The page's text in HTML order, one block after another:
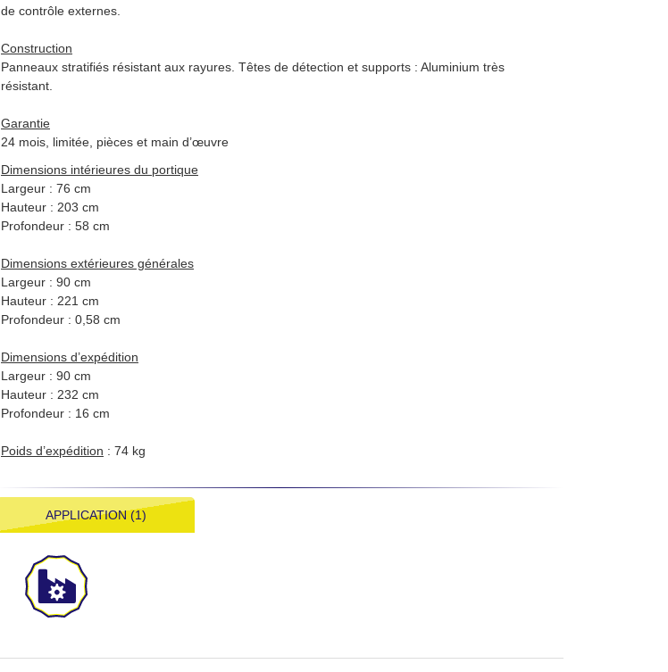
de contrôle externes.
Construction
Panneaux stratifiés résistant aux rayures. Têtes de détection et supports : Aluminium très
résistant.
Garantie
24 mois, limitée, pièces et main d’œuvre
Dimensions intérieures du portique
Largeur : 76 cm
Hauteur : 203 cm
Profondeur : 58 cm
Dimensions extérieures générales
Largeur : 90 cm
Hauteur : 221 cm
Profondeur : 0,58 cm
Dimensions d’expédition
Largeur : 90 cm
Hauteur : 232 cm
Profondeur : 16 cm
Poids d’expédition : 74 kg
APPLICATION (1)